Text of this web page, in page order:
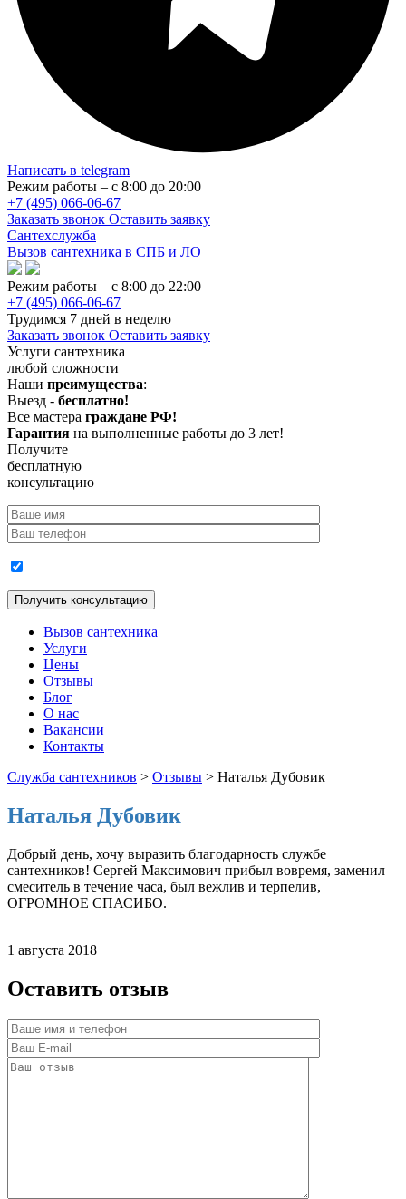
Написать в telegram
Режим работы – с 8:00 до 20:00
+7 (495) 066-06-67
Заказать звонок Оставить заявку
Сантехслужба
Вызов сантехника в СПБ и ЛО
Режим работы – с 8:00 до 22:00
+7 (495) 066-06-67
Трудимся 7 дней в неделю
Заказать звонок Оставить заявку
Услуги сантехника
любой сложности
Наши преимущества:
Выезд - бесплатно!
Все мастера граждане РФ!
Гарантия на выполненные работы до 3 лет!
Получите
бесплатную
консультацию
Вызов сантехника
Услуги
Цены
Отзывы
Блог
О нас
Вакансии
Контакты
Служба сантехников > Отзывы > Наталья Дубовик
Наталья Дубовик
Добрый день, хочу выразить благодарность службе
сантехников! Сергей Максимович прибыл вовремя, заменил
смеситель в течение часа, был вежлив и терпелив,
ОГРОМНОЕ СПАСИБО.
1 августа 2018
Оставить отзыв